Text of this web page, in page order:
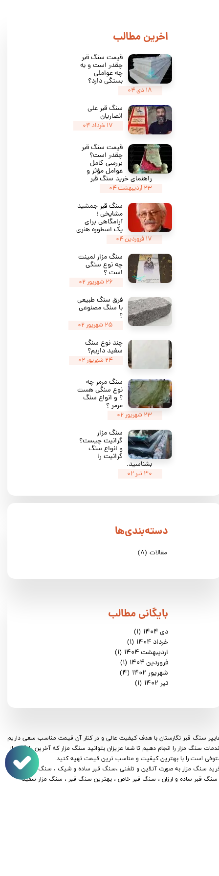
دی ۱۴۰۴
(۱)
خرداد ۱۴۰۴
(۱)
اردیبهشت ۱۴۰۴
(۱)
فروردین ۱۴۰۴
(۱)
شهریور ۱۴۰۲
(۴)
تیر ۱۴۰۲
(۱)
​بایگانی مطالب
​اخرین مطالب
قیمت سنگ قبر
چقدر است و به
چه عواملی
بستگی دارد؟
۱۸ دی ۰۴
سنگ قبر علی
انصاریان
۱۷ خرداد ۰۴
​​قیمت سنگ قبر
چقدر است؟
بررسی کامل
عوامل مؤثر و
راهنمای خرید سنگ قبر
۲۳ اردیبهشت ۰۴
سنگ قبر جمشید
مشایخی ؛
آرامگاهی برای
یک اسطوره هنری
۱۷ فروردین ۰۴
سنگ مزار لمینت
چه نوع سنگی
است ؟
۲۶ شهریور ۰۲
فرق سنگ طبیعی
با سنگ مصنوعی
؟
۲۵ شهریور ۰۲
چند نوع سنگ
سفید داریم؟
۲۴ شهریور ۰۲
سنگ مرمر چه
نوع سنگی هست
؟ و انواع سنگ
مرمر ؟
۲۳ شهریور ۰۲
سنگ مزار
گرانیت چیست؟
و انواع سنگ
گرانیت را
بشناسید.
۳۰ تیر ۰۲
دسته‌بندی‌ها
مقالات (۸)
سنگ قبر نگارستان با هدف کیفیت عالی و در کنار آن قیمت مناسب سعی داریم
سنگ مزار را انجام دهیم تا شما عزیزان بتوانید سنگ مزار که آخرین یادگاری از
است را با بهترین کیفیت و مناسب ترین قیمت تهیه کنید.
سنگ مزار به صورت آنلاین و تلفنی ،سنگ قبر ساده و شیک ، سنگ قبر لاکچری
سنگ قبر ساده و ارزان ، سنگ قبر خاص ، بهترین سنگ قبر ، سنگ مزار سفید